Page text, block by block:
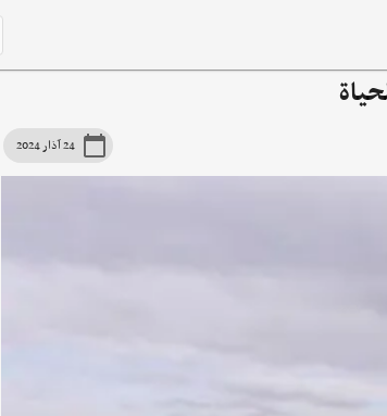
24 آذار 2024